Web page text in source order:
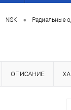
NSK • Радиальные
ОПИСАНИЕ